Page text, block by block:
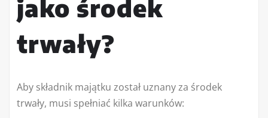
jako środek
trwały?
Aby składnik majątku został uznany za środek
trwały, musi spełniać kilka warunków: